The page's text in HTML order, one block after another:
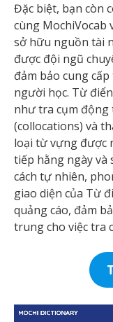
Đặc biệt, bạn còn
cùng MochiVocab
sở hữu nguồn tài
được đội ngũ
đảm bảo cung
người học. Từ
như tra cụm
(collocations) và
loại từ vựng được
tiếp hằng ngày và
cách tự nhiên,
giao diện của Từ
quảng cáo, đảm
trung cho việc tra